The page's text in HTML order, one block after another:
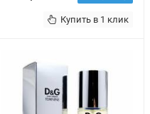
Купить в 1 клик